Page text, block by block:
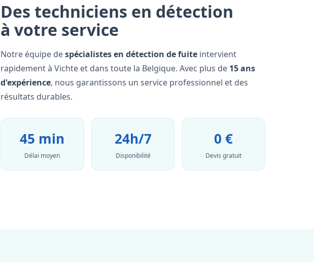
Des techniciens en détection
à votre service
Notre équipe despécialistes en détection de fuite intervient
rapidement à Vichte et dans toute la Belgique. Avec plus de 15 ans
d'expérience, nous garantissons un service professionnel et des
résultats durables.
45 min
Délai moyen
24h/7
Disponibilité
0 €
Devis gratuit